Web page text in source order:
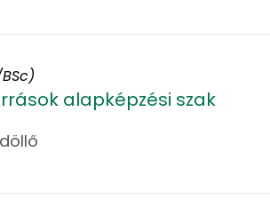
alapképzési szak